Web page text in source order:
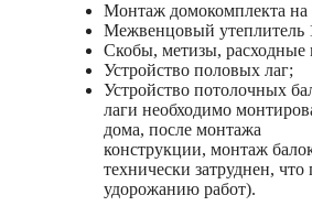
Монтаж домокомплекта на
Межвенцовый утеплитель
Скобы, метизы, расходные
Устройство половых лаг;
Устройство потолочных
лаги необходимо
дома, после монтажа
конструкции, монтаж
технически затруднен, что
удорожанию работ).